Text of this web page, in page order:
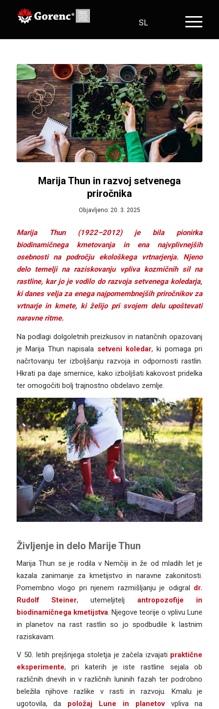
SL
Marija Thun in razvoj setvenega
priročnika
Objavljeno: 20. 3. 2025
Marija Thun (1922–2012) je bila pionirka
biodinamičnega kmetovanja in ena najvplivnejših
osebnosti na področju ekološkega vrtnarjenja. Njeno
delo temelji na raziskovanju vpliva kozmičnih sil na
rastline, kar jo je vodilo do razvoja setvenega koledarja,
ki danes velja za enega najpomembnejših priročnikov za
vrtnarje in kmete, ki želijo pri svojem delu upoštevati
naravne ritme.
Na podlagi dolgoletnih preizkusov in natančnih opazovanj
je Marija Thun napisala setveni koledar, ki pomaga pri
načrtovanju ter izboljšanju razvoja in odpornosti rastlin.
Hkrati pa daje smernice, kako izboljšati kakovost pridelka
ter omogočiti bolj trajnostno obdelavo zemlje.
Življenje in delo Marije Thun
Marija Thun se je rodila v Nemčiji in že od mladih let je
kazala zanimanje za kmetijstvo in naravne zakonitosti.
Pomembno vlogo pri njenem razmišljanju je odigral dr.
Rudolf Steiner, utemeljitelj antropozofije in
biodinamičnega kmetijstva. Njegove teorije o vplivu Lune
in planetov na rast rastlin so jo spodbudile k lastnim
raziskavam.
V 50. letih prejšnjega stoletja je začela izvajati praktične
eksperimente, pri katerih je iste rastline sejala ob
različnih dnevih in v različnih luninih fazah ter podrobno
beležila njihove razlike v rasti in razvoju. Kmalu je
ugotovila, da položaj Lune in planetovvpliva na